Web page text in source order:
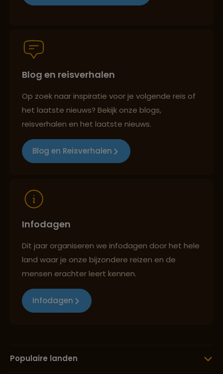
Best beoordeelde reisroutes
Reizen met oog voor mens, cultuur en milieu
Blog en reisverhalen
Op zoek naar inspiratie voor je volgende reis of
het laatste nieuws? Bekijk onze blogs,
reisverhalen en het laatste nieuws.
Blog en Reisverhalen
Infodagen
Dit jaar organiseren we infodagen door het hele
land waar je onze bijzondere reizen en de
mensen erachter leert kennen.
Infodagen
Populaire landen